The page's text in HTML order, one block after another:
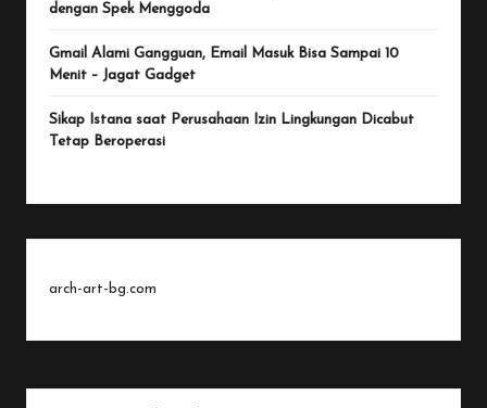
dengan Spek Menggoda
Gmail Alami Gangguan, Email Masuk Bisa Sampai 10
Menit – Jagat Gadget
Sikap Istana saat Perusahaan Izin Lingkungan Dicabut
Tetap Beroperasi
arch-art-bg.com